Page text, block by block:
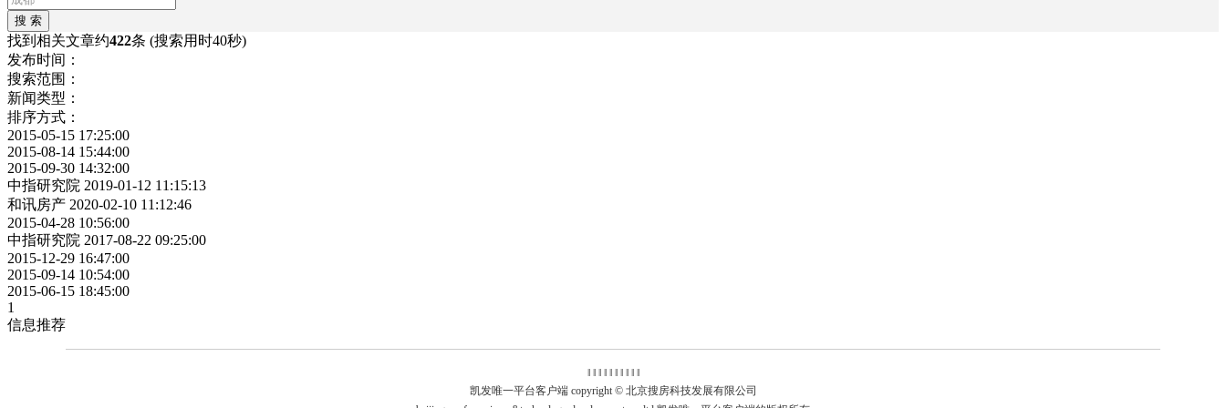
找到相关文章约422条 (搜索用时40秒)
发布时间：
搜索范围：
新闻类型：
排序方式：
2015-05-15 17:25:00
2015-08-14 15:44:00
2015-09-30 14:32:00
中指研究院 2019-01-12 11:15:13
和讯房产 2020-02-10 11:12:46
2015-04-28 10:56:00
中指研究院 2017-08-22 09:25:00
2015-12-29 16:47:00
2015-09-14 10:54:00
2015-06-15 18:45:00
1
信息推荐
‖ ‖ ‖ ‖ ‖‖ ‖ ‖ ‖ ‖
凯发唯一平台客户端 copyright © 北京搜房科技发展有限公司